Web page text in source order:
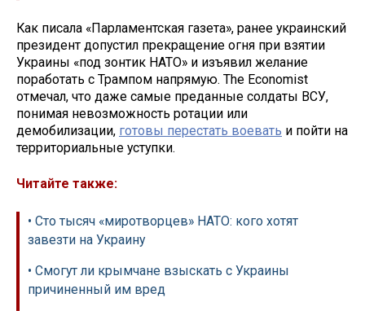
Как писала «Парламентская газета», ранее украинский
президент допустил прекращение огня при взятии
Украины «под зонтик НАТО» и изъявил желание
поработать с Трампом напрямую. The Economist
отмечал, что даже самые преданные солдаты ВСУ,
понимая невозможность ротации или
демобилизации, готовы перестать воевать и пойти на
территориальные уступки.
Читайте также:
• Сто тысяч «миротворцев» НАТО: кого хотят
завезти на Украину
• Смогут ли крымчане взыскать с Украины
причиненный им вред